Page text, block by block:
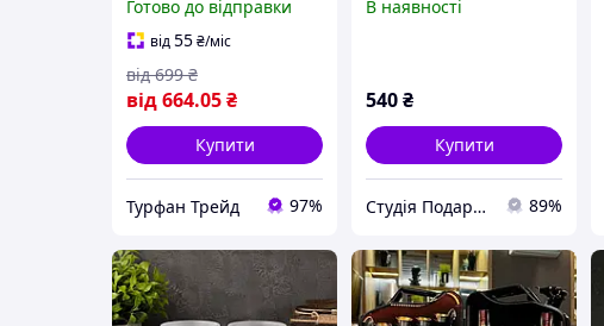
Іменний подарунок
куму або кумі
Готово до відправки
від55₴/міс
від664.05₴
від 699 ₴
Купити
Турфан Трейд 97%
найкращий у світі
набір для хрещеної
В наявності
540₴
Купити
Студія Подарунків 89%